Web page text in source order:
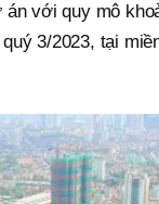
với quy mô
3/2023, tại